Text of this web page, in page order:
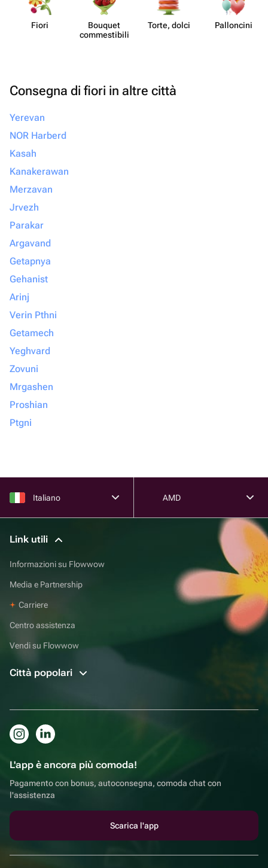
Fiori
Bouquet
commes​tibili
Torte, dolci Pall​oncini
Consegna di fiori in altre città
Yerevan
NOR Harberd
Kasah
Kanakerawan
Merzavan
Jrvezh
Parakar
Argavand
Getapnya
Gehanist
Arinj
Verin Pthni
Getamech
Yeghvard
Zovuni
Mrgashen
Proshian
Ptgni
Italiano AMD
Link utili
Informazioni su Flowwow
Media e Partnership
Carriere
Centro assistenza
Vendi su Flowwow
Città popolari
L'app è ancora più comoda!
Pagamento con bonus, autoconsegna, comoda chat con
l'assistenza
Scarica l'app